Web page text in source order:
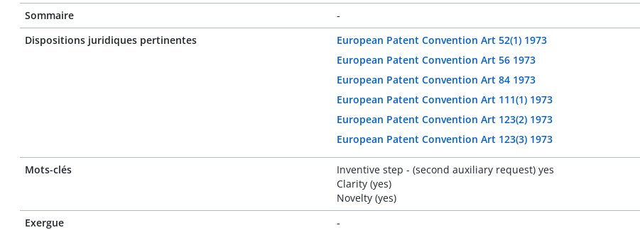
Sommaire
-
Dispositions juridiques pertinentes
European Patent Convention Art 52(1) 1973
European Patent Convention Art 56 1973
European Patent Convention Art 84 1973
European Patent Convention Art 111(1) 1973
European Patent Convention Art 123(2) 1973
European Patent Convention Art 123(3) 1973
Mots-clés
Inventive step - (second auxiliary request) yes
Clarity (yes)
Novelty (yes)
Exergue
-